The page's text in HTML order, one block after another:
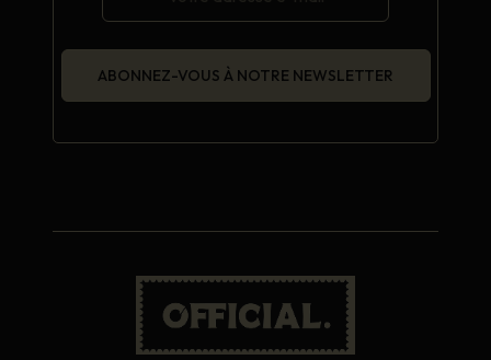
ABONNEZ-VOUS À NOTRE NEWSLETTER